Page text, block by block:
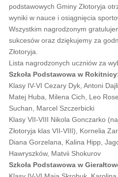
podstawowych Gminy Złotoryja
wyniki w nauce i osiągnięcia
Wszystkim nagrodzonym
sukcesów oraz dziękujemy za
Złotoryja.
Lista nagrodzonych uczniów za
Szkoła Podstawowa w
Klasy IV-VI Cezary Dyk, Antoni
Matej Huba, Milena Cich, Leo
Suchan, Marcel Szczerbicki
Klasy VII-VIII Nikola Gonczarko
Złotoryja klas VII-VIII), Kornelia
Diana Gorzelana, Kalina Hipp,
Hawryszków, Matvii Shokurov
Szkoła Podstawowa w